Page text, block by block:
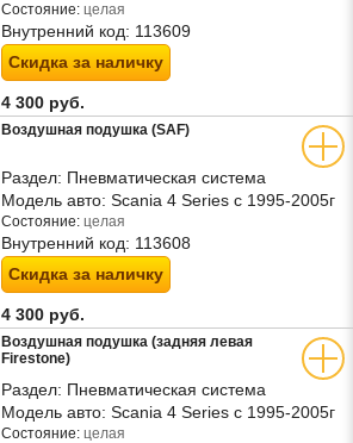
Состояние: целая
Внутренний код: 113609
Скидка за наличку
4 300 руб.
Воздушная подушка (SAF)
Раздел: Пневматическая система
Модель авто: Scania 4 Series с 1995-2005г
Состояние: целая
Внутренний код: 113608
Скидка за наличку
4 300 руб.
Воздушная подушка (задняя левая
Firestone)
Раздел: Пневматическая система
Модель авто: Scania 4 Series с 1995-2005г
Состояние: целая